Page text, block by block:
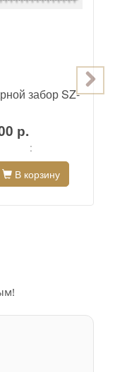
забор SZ-
р.
:
В корзину